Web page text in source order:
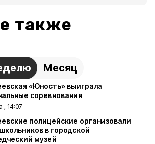
также
Месяц
«Юность» выиграла
соревнования
, 14:07
полицейские организовали
в городской
музей